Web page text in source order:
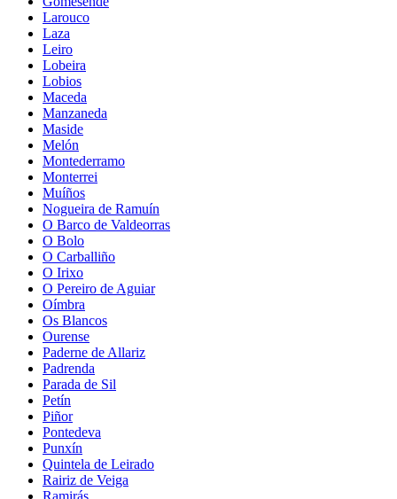
Larouco
Laza
Leiro
Lobeira
Lobios
Maceda
Manzaneda
Maside
Melón
Montederramo
Monterrei
Muíños
Nogueira de Ramuín
O Barco de Valdeorras
O Bolo
O Carballiño
O Irixo
O Pereiro de Aguiar
Oímbra
Os Blancos
Ourense
Paderne de Allariz
Padrenda
Parada de Sil
Petín
Piñor
Pontedeva
Punxín
Quintela de Leirado
Rairiz de Veiga
Ramirás